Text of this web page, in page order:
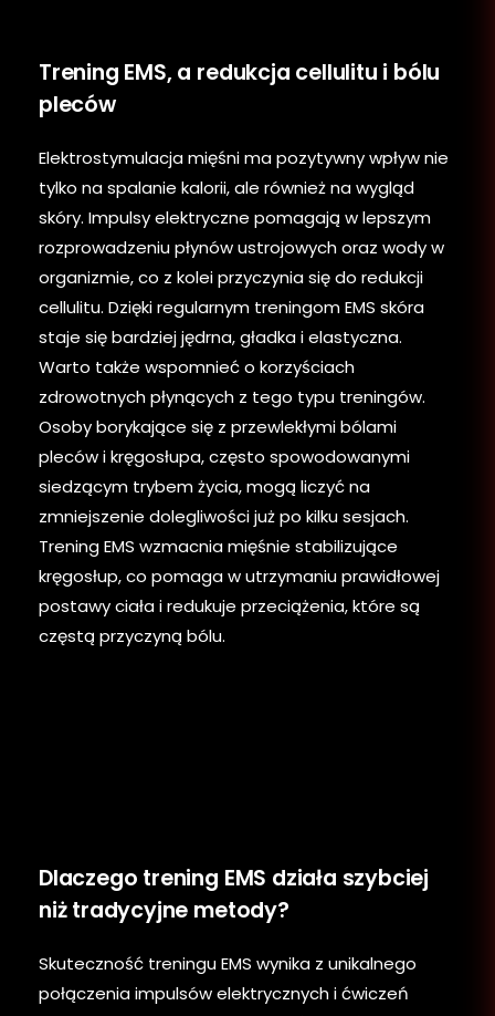
Trening EMS, a redukcja cellulitu i bólu
pleców
Elektrostymulacja mięśni ma pozytywny wpływ nie
tylko na spalanie kalorii, ale również na wygląd
skóry. Impulsy elektryczne pomagają w lepszym
rozprowadzeniu płynów ustrojowych oraz wody w
organizmie, co z kolei przyczynia się do redukcji
cellulitu. Dzięki regularnym treningom EMS skóra
staje się bardziej jędrna, gładka i elastyczna.
Warto także wspomnieć o korzyściach
zdrowotnych płynących z tego typu treningów.
Osoby borykające się z przewlekłymi bólami
pleców i kręgosłupa, często spowodowanymi
siedzącym trybem życia, mogą liczyć na
zmniejszenie dolegliwości już po kilku sesjach.
Trening EMS wzmacnia mięśnie stabilizujące
kręgosłup, co pomaga w utrzymaniu prawidłowej
postawy ciała i redukuje przeciążenia, które są
częstą przyczyną bólu.
Dlaczego trening EMS działa szybciej
niż tradycyjne metody?
Skuteczność treningu EMS wynika z unikalnego
połączenia impulsów elektrycznych i ćwiczeń